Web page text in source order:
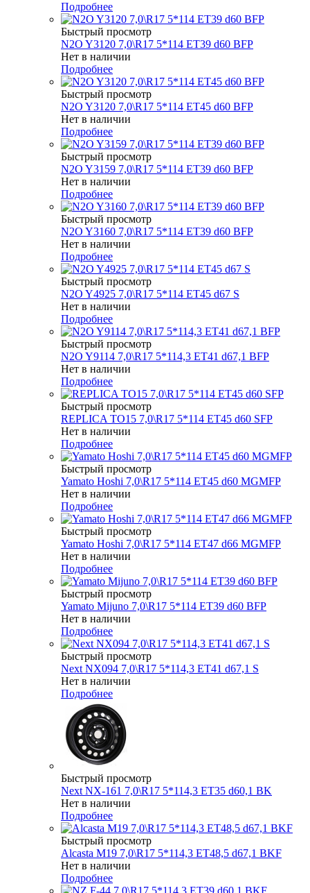
Подробнее
Быстрый просмотр
N2O Y3120 7,0\R17 5*114 ET39 d60 BFP
Нет в наличии
Подробнее
Быстрый просмотр
N2O Y3120 7,0\R17 5*114 ET45 d60 BFP
Нет в наличии
Подробнее
Быстрый просмотр
N2O Y3159 7,0\R17 5*114 ET39 d60 BFP
Нет в наличии
Подробнее
Быстрый просмотр
N2O Y3160 7,0\R17 5*114 ET39 d60 BFP
Нет в наличии
Подробнее
Быстрый просмотр
N2O Y4925 7,0\R17 5*114 ET45 d67 S
Нет в наличии
Подробнее
Быстрый просмотр
N2O Y9114 7,0\R17 5*114,3 ET41 d67,1 BFP
Нет в наличии
Подробнее
Быстрый просмотр
REPLICA TO15 7,0\R17 5*114 ET45 d60 SFP
Нет в наличии
Подробнее
Быстрый просмотр
Yamato Hoshi 7,0\R17 5*114 ET45 d60 MGMFP
Нет в наличии
Подробнее
Быстрый просмотр
Yamato Hoshi 7,0\R17 5*114 ET47 d66 MGMFP
Нет в наличии
Подробнее
Быстрый просмотр
Yamato Mijuno 7,0\R17 5*114 ET39 d60 BFP
Нет в наличии
Подробнее
Быстрый просмотр
Next NX094 7,0\R17 5*114,3 ET41 d67,1 S
Нет в наличии
Подробнее
Быстрый просмотр
Next NX-161 7,0\R17 5*114,3 ET35 d60,1 BK
Нет в наличии
Подробнее
Быстрый просмотр
Alcasta M19 7,0\R17 5*114,3 ET48,5 d67,1 BKF
Нет в наличии
Подробнее